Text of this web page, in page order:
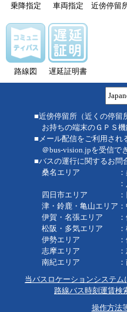
乗降指定 車両指定 近傍停留
路線図 遅延証明書
■近傍停留所（近くの停留
お持ちの端末のＧＰＳ機
■メール配信をご利用され
＠bus-vision.jpを受信で
■バスの運行に関するお問
桑名エリア ：桑
：八風バス
四日市エリア ：四
津・鈴鹿・亀山エリア
伊賀・名張エリア ：
松阪・多気エリア ：
伊勢エリア ：伊
志摩エリア ：志
南紀エリア ：南
当バスロケーションシステム
路線バス時刻運賃検
操作方法